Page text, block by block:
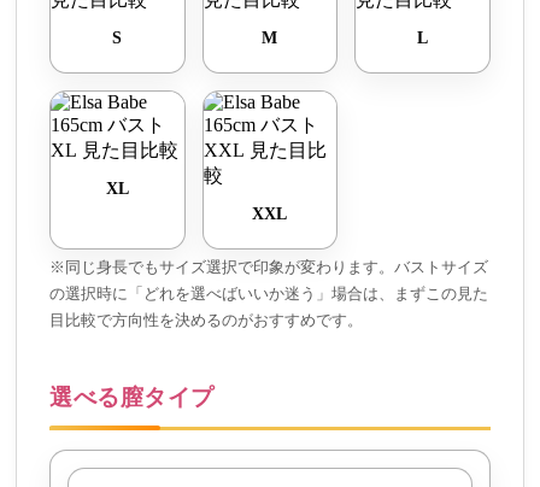
S M L
XL
XXL
※同じ身長でもサイズ選択で印象が変わります。バストサイズ
の選択時に「どれを選べばいいか迷う」場合は、まずこの見た
目比較で方向性を決めるのがおすすめです。
選べる膣タイプ